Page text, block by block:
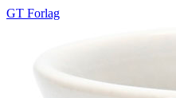
GT Forlag